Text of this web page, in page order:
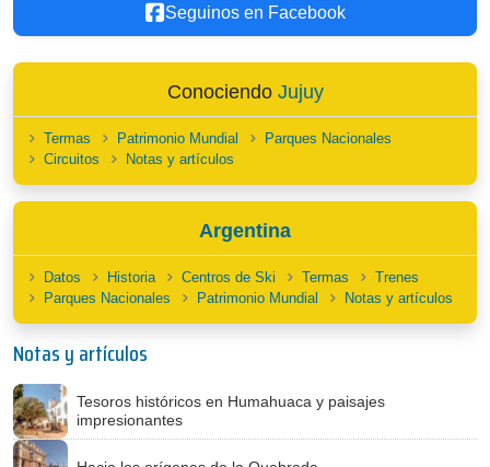
Seguinos en Facebook
Conociendo Jujuy
Termas Patrimonio Mundial
Parques Nacionales
Circuitos
Notas y artículos
Argentina
Datos Historia Centros de Ski Termas
Trenes
Parques Nacionales
Patrimonio Mundial Notas y artículos
Notas y artículos
Tesoros históricos en Humahuaca y paisajes
impresionantes